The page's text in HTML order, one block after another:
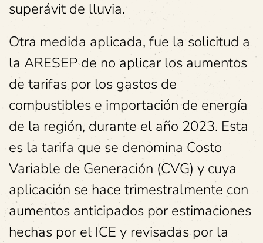
superávit de lluvia.
Otra medida aplicada, fue la solicitud a
la ARESEP de no aplicar los aumentos
de tarifas por los gastos de
combustibles e importación de energía
de la región, durante el año 2023. Esta
es la tarifa que se denomina Costo
Variable de Generación (CVG) y cuya
aplicación se hace trimestralmente con
aumentos anticipados por estimaciones
hechas por el ICE y revisadas por la